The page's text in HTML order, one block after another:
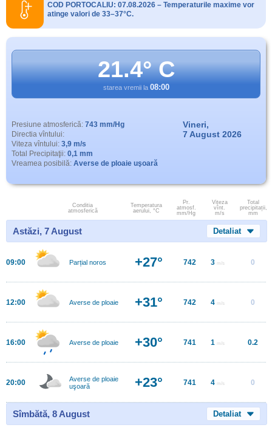
COD PORTOCALIU: 07.08.2026 – Temperaturile maxime vor
atinge valori de 33–37°C.
21.4° C
starea vremii la 08:00
Presiune atmosferică: 743 mm/Hg
Directia vîntului:
Viteza vîntului: 3,9 m/s
Total Precipitaţii: 0,1 mm
Vreamea posibilă: Averse de ploaie uşoară
Vineri,
7 August 2026
Conditia
atmosferică
Temperatura
aerului, °C
Pr.
atmosf.
mm/Hg
Viteza
vînt.
m/s
Total
precipitații,
mm
Astăzi, 7 August Detaliat
09:00 Parțial noros +27° 742 3 m/s 0
12:00 Averse de ploaie +31° 742 4 m/s 0
16:00 Averse de ploaie +30° 741 1 m/s 0.2
20:00
Averse de ploaie
uşoară
+23° 741 4 m/s 0
Sîmbătă, 8 August Detaliat